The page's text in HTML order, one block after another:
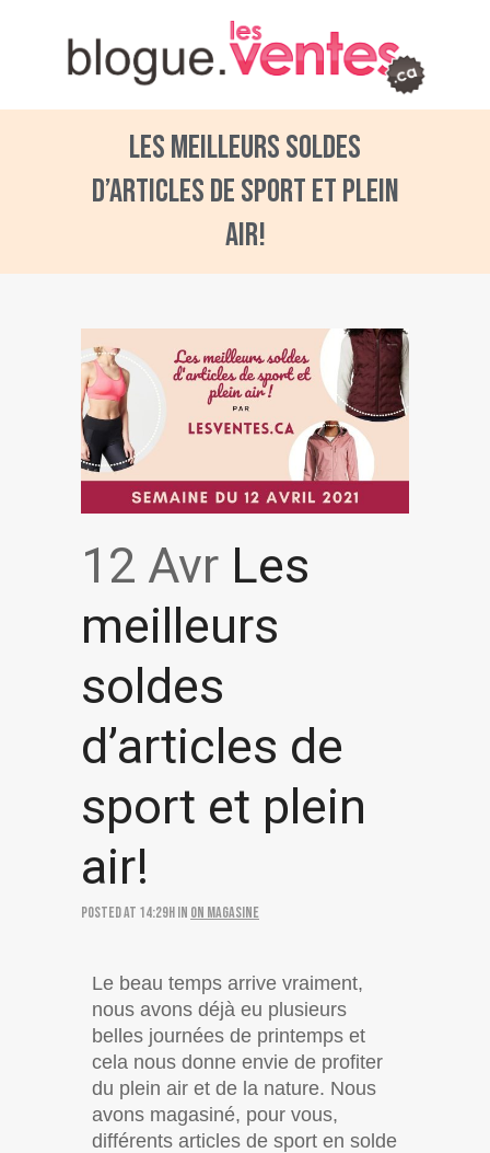
Les meilleurs soldes
d’articles de sport et plein
air!
12 Avr Les
meilleurs
soldes
d’articles de
sport et plein
air!
Posted at 14:29hin On magasine
Le beau temps arrive vraiment,
nous avons déjà eu plusieurs
belles journées de printemps et
cela nous donne envie de profiter
du plein air et de la nature. Nous
avons magasiné, pour vous,
différents articles de sport en solde